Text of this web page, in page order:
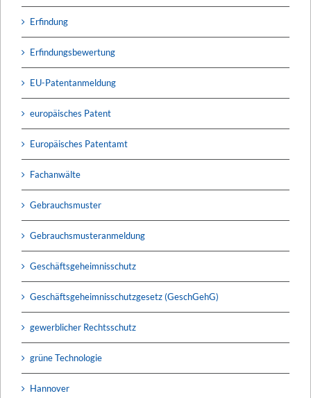
Erfindung
Erfindungsbewertung
EU-Patentanmeldung
europäisches Patent
Europäisches Patentamt
Fachanwälte
Gebrauchsmuster
Gebrauchsmusteranmeldung
Geschäftsgeheimnisschutz
Geschäftsgeheimnisschutzgesetz (GeschGehG)
gewerblicher Rechtsschutz
grüne Technologie
Hannover